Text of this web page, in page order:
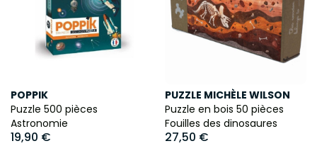
POPPIK
Puzzle 500 pièces
Astronomie
19,90 €
PUZZLE MICHÈLE WILSON
Puzzle en bois 50 pièces
Fouilles des dinosaures
27,50 €